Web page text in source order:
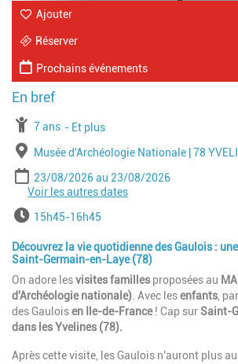
Ajouter
Réserver
Prochains événements
À partir de
7 ans Jusqu'à l'age de
Et plus
Lieu
Musée d'Archéologie Nationale | 78
Période
Date de début
23/08/2026 Date de fin
23/08/2026
Date de début
27/08/2026 Date de fin
27/08/2026
Voir les autres dates
Horaires15h45-16h45
Découvrez la vie quotidienne des Gaulois :
Saint-Germain-en-Laye (78)
On adore lesvisites familles proposées au
d'Archéologie nationale) . Avec lesenfants ,
des Gauloisen Ile-de-France! Cap sur Saint-
dans les Yvelines (78).
Après cette visite, les Gaulois n'auront plus